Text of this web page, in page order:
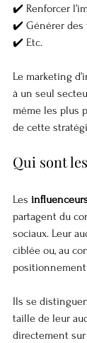
✔️ Renforcer
✔️ Générer des
✔️ Etc.
Le marketing
à un seul
même les plus
de cette
Qui sont
Les
partagent du
sociaux. Leur
ciblée ou, au
Ils se
taille de leur
directement